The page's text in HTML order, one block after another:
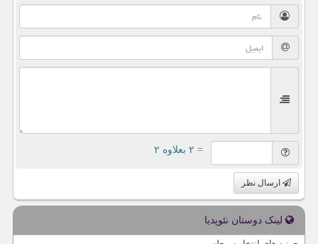
= ۲ بعلاوه ۲
ارسال نظر
لینک دوستان نئوپدیا